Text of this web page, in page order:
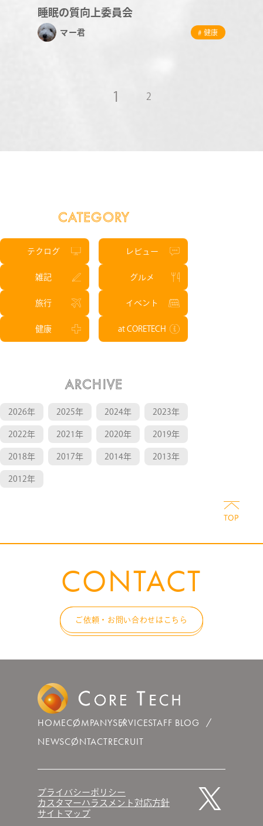
睡眠の質向上委員会
マー君 # 健康
1 2
CATEGORY
テクログ レビュー
雑記 グルメ
旅行 イベント
健康 at CORETECH
ARCHIVE
2026年 2025年 2024年 2023年
2022年 2021年 2020年 2019年
2018年 2017年 2014年 2013年
2012年
CONTACT
ご依頼・お問い合わせはこちら
HOMECOMPANYSERVICESTAFF BLOG
NEWSCONTACTRECRUIT
プライバシーポリシー
カスタマーハラスメント対応方針
サイトマップ